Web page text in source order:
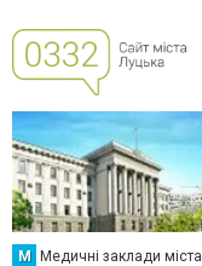
М Медичні заклади міста